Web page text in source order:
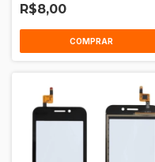
R$8,00
COMPRAR